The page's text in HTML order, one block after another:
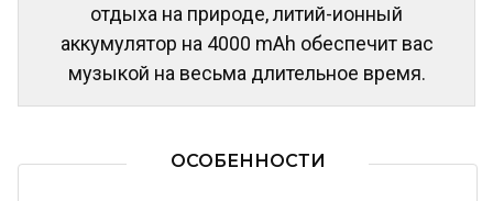
отдыха на природе, литий-ионный
аккумулятор на 4000 mAh обеспечит вас
музыкой на весьма длительное время.
ОСОБЕННОСТИ